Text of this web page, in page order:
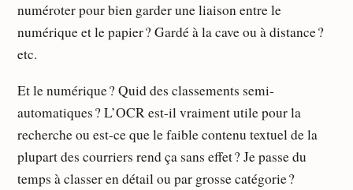
numéroter pour bien garder une liaison entre le
numérique et le papier ? Gardé à la cave ou à distance ?
etc.
Et le numérique ? Quid des classements semi-
automatiques ? L’OCR est-il vraiment utile pour la
recherche ou est-ce que le faible contenu textuel de la
plupart des courriers rend ça sans effet ? Je passe du
temps à classer en détail ou par grosse catégorie ?